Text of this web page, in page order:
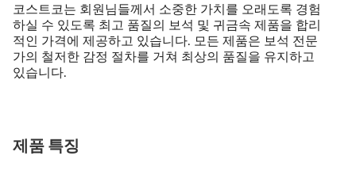
코스트코는 회원님들께서 소중한 가치를 오래도록 경험
하실 수 있도록 최고 품질의 보석 및 귀금속 제품을 합리
적인 가격에 제공하고 있습니다. 모든 제품은 보석 전문
가의 철저한 감정 절차를 거쳐 최상의 품질을 유지하고
있습니다.
제품 특징